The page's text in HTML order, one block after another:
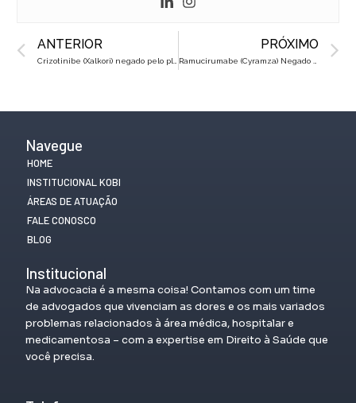
Prev
ANTERIOR PRÓXIMO
Navegue
HOME
INSTITUCIONAL KOBI
ÁREAS DE ATUAÇÃO
FALE CONOSCO
BLOG
Institucional
Na advocacia é a mesma coisa! Contamos com um time
de advogados que vivenciam as dores e os mais variados
problemas relacionados à área médica, hospitalar e
medicamentosa – com a expertise em Direito à Saúde que
você precisa.